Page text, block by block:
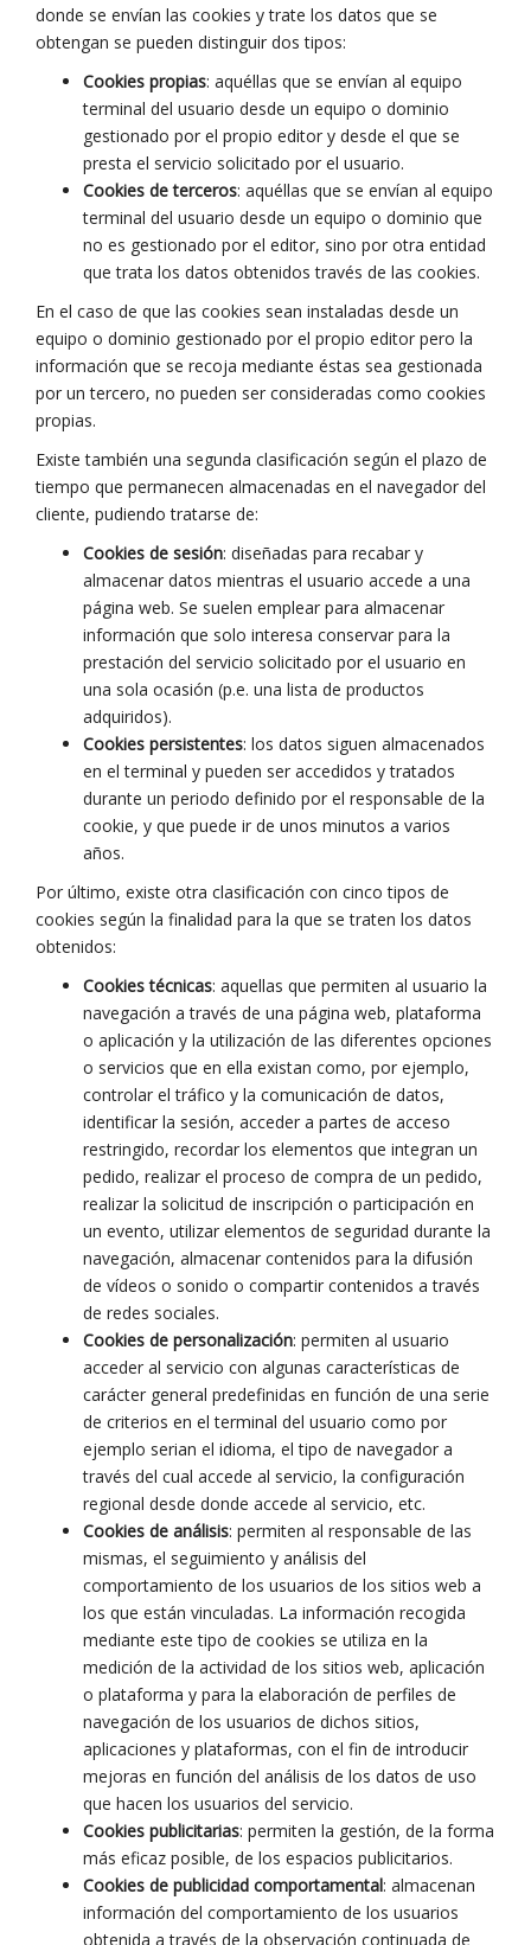
donde se envían las cookies y trate los datos que se
obtengan se pueden distinguir dos tipos:
Cookies propias: aquéllas que se envían al equipo
terminal del usuario desde un equipo o dominio
gestionado por el propio editor y desde el que se
presta el servicio solicitado por el usuario.
Cookies de terceros: aquéllas que se envían al equipo
terminal del usuario desde un equipo o dominio que
no es gestionado por el editor, sino por otra entidad
que trata los datos obtenidos través de las cookies.
En el caso de que las cookies sean instaladas desde un
equipo o dominio gestionado por el propio editor pero la
información que se recoja mediante éstas sea gestionada
por un tercero, no pueden ser consideradas como cookies
propias.
Existe también una segunda clasificación según el plazo de
tiempo que permanecen almacenadas en el navegador del
cliente, pudiendo tratarse de:
Cookies de sesión: diseñadas para recabar y
almacenar datos mientras el usuario accede a una
página web. Se suelen emplear para almacenar
información que solo interesa conservar para la
prestación del servicio solicitado por el usuario en
una sola ocasión (p.e. una lista de productos
adquiridos).
Cookies persistentes: los datos siguen almacenados
en el terminal y pueden ser accedidos y tratados
durante un periodo definido por el responsable de la
cookie, y que puede ir de unos minutos a varios
años.
Por último, existe otra clasificación con cinco tipos de
cookies según la finalidad para la que se traten los datos
obtenidos:
Cookies técnicas: aquellas que permiten al usuario la
navegación a través de una página web, plataforma
o aplicación y la utilización de las diferentes opciones
o servicios que en ella existan como, por ejemplo,
controlar el tráfico y la comunicación de datos,
identificar la sesión, acceder a partes de acceso
restringido, recordar los elementos que integran un
pedido, realizar el proceso de compra de un pedido,
realizar la solicitud de inscripción o participación en
un evento, utilizar elementos de seguridad durante la
navegación, almacenar contenidos para la difusión
de vídeos o sonido o compartir contenidos a través
de redes sociales.
Cookies de personalización: permiten al usuario
acceder al servicio con algunas características de
carácter general predefinidas en función de una serie
de criterios en el terminal del usuario como por
ejemplo serian el idioma, el tipo de navegador a
través del cual accede al servicio, la configuración
regional desde donde accede al servicio, etc.
Cookies de análisis: permiten al responsable de las
mismas, el seguimiento y análisis del
comportamiento de los usuarios de los sitios web a
los que están vinculadas. La información recogida
mediante este tipo de cookies se utiliza en la
medición de la actividad de los sitios web, aplicación
o plataforma y para la elaboración de perfiles de
navegación de los usuarios de dichos sitios,
aplicaciones y plataformas, con el fin de introducir
mejoras en función del análisis de los datos de uso
que hacen los usuarios del servicio.
Cookies publicitarias: permiten la gestión, de la forma
más eficaz posible, de los espacios publicitarios.
Cookies de publicidad comportamental: almacenan
información del comportamiento de los usuarios
obtenida a través de la observación continuada de